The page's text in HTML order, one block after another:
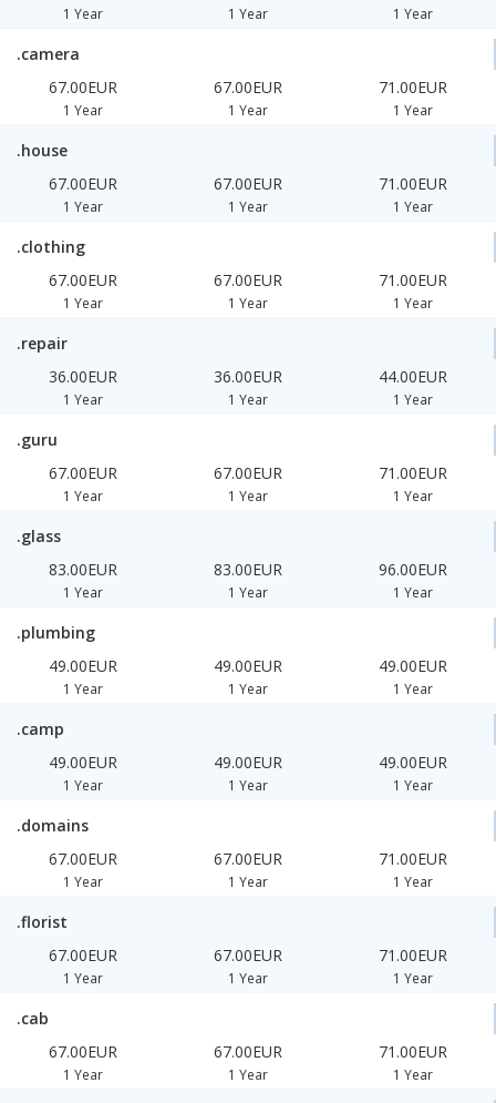
1 Year 1 Year 1 Year
.camera
67.00EUR
1 Year
67.00EUR
1 Year
71.00EUR
1 Year
.house
67.00EUR
1 Year
67.00EUR
1 Year
71.00EUR
1 Year
.clothing
67.00EUR
1 Year
67.00EUR
1 Year
71.00EUR
1 Year
.repair
36.00EUR
1 Year
36.00EUR
1 Year
44.00EUR
1 Year
.guru
67.00EUR
1 Year
67.00EUR
1 Year
71.00EUR
1 Year
.glass
83.00EUR
1 Year
83.00EUR
1 Year
96.00EUR
1 Year
.plumbing
49.00EUR
1 Year
49.00EUR
1 Year
49.00EUR
1 Year
.camp
49.00EUR
1 Year
49.00EUR
1 Year
49.00EUR
1 Year
.domains
67.00EUR
1 Year
67.00EUR
1 Year
71.00EUR
1 Year
.florist
67.00EUR
1 Year
67.00EUR
1 Year
71.00EUR
1 Year
.cab
67.00EUR
1 Year
67.00EUR
1 Year
71.00EUR
1 Year